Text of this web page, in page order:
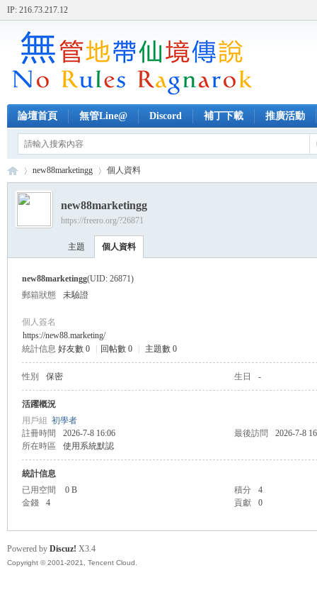
IP: 216.73.217.12
論壇首頁 無管Line@ Discord 補丁下載 推廣活動
›
new88marketingg 個人資料
new88marketingg
https://freero.org/?26871
主題 個人資料
new88marketingg(UID: 26871)
郵箱狀態
未驗證
個人簽名
https://new88.marketing/
統計信息 好友數 0 回帖數 0 主題數 0
性別 保密 生日 -
活躍概況
用戶組 初學者
註冊時間
2026-7-8 16:06 最後訪問
2026-7-8
所在時區
使用系統默認
統計信息
已用空間
0 B 積分
4
金錢
4 貢獻 0
Powered by Discuz! X3.4
Copyright © 2001-2021, Tencent Cloud.